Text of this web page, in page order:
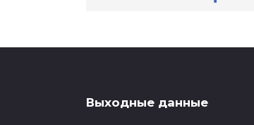
Выходные данные